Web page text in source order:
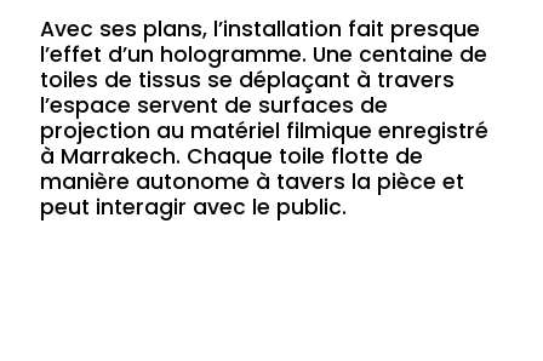
Avec ses plans, l’installation fait presque
l’effet d’un hologramme. Une centaine de
toiles de tissus se déplaçant à travers
l’espace servent de surfaces de
projection au matériel filmique enregistré
à Marrakech. Chaque toile flotte de
manière autonome à tavers la pièce et
peut interagir avec le public.